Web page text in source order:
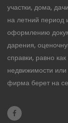
участки, дома,
на летний период
оформлению
дарения,
справки, равно
недвижимости
фирма берет на